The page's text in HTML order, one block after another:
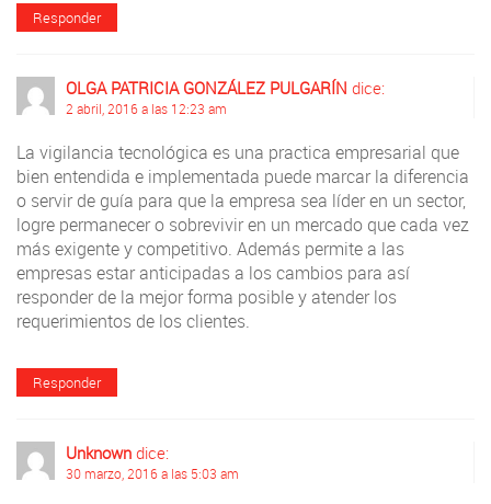
Responder
OLGA PATRICIA GONZÁLEZ PULGARÍN dice:
2 abril, 2016 a las 12:23 am
La vigilancia tecnológica es una practica empresarial que
bien entendida e implementada puede marcar la diferencia
o servir de guía para que la empresa sea líder en un sector,
logre permanecer o sobrevivir en un mercado que cada vez
más exigente y competitivo. Además permite a las
empresas estar anticipadas a los cambios para así
responder de la mejor forma posible y atender los
requerimientos de los clientes.
Responder
Unknown dice:
30 marzo, 2016 a las 5:03 am